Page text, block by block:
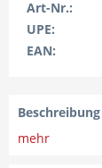
Art-Nr.:
UPE:
EAN:
Beschreibung
mehr